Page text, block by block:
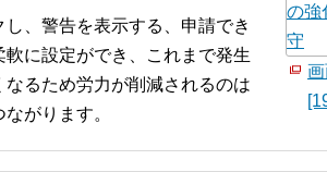
、警告を表示する、申請でき
に設定ができ、これまで発生
るため労力が削減されるのは
がります。
画